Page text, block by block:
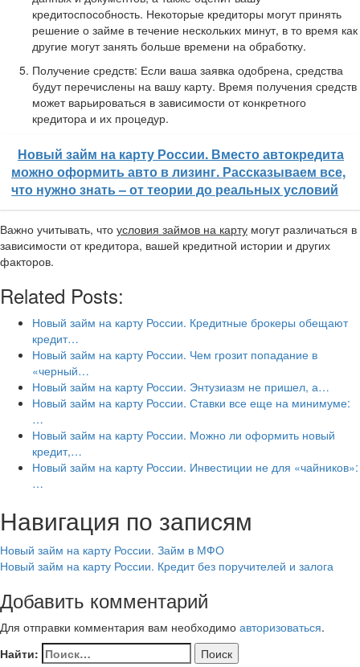
кредитоспособность. Некоторые кредиторы могут принять
решение о займе в течение нескольких минут, в то время как
другие могут занять больше времени на обработку.
Получение средств: Если ваша заявка одобрена, средства
будут перечислены на вашу карту. Время получения средств
может варьироваться в зависимости от конкретного
кредитора и их процедур.
Новый займ на карту России. Вместо автокредита
можно оформить авто в лизинг. Рассказываем все,
что нужно знать – от теории до реальных условий
Важно учитывать, что условия займов на карту могут различаться в
зависимости от кредитора, вашей кредитной истории и других
факторов.
Related Posts:
Новый займ на карту России. Кредитные брокеры обещают
кредит…
Новый займ на карту России. Чем грозит попадание в
«черный…
Новый займ на карту России. Энтузиазм не пришел, а…
Новый займ на карту России. Ставки все еще на минимуме:
…
Новый займ на карту России. Можно ли оформить новый
кредит,…
Новый займ на карту России. Инвестиции не для «чайников»:
…
Навигация по записям
Новый займ на карту России. Займ в МФО
Новый займ на карту России. Кредит без поручителей и залога
Добавить комментарий
Для отправки комментария вам необходимо авторизоваться.
Найти: